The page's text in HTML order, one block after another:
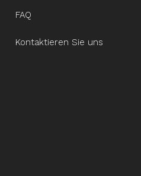
FAQ
Kontaktieren Sie uns